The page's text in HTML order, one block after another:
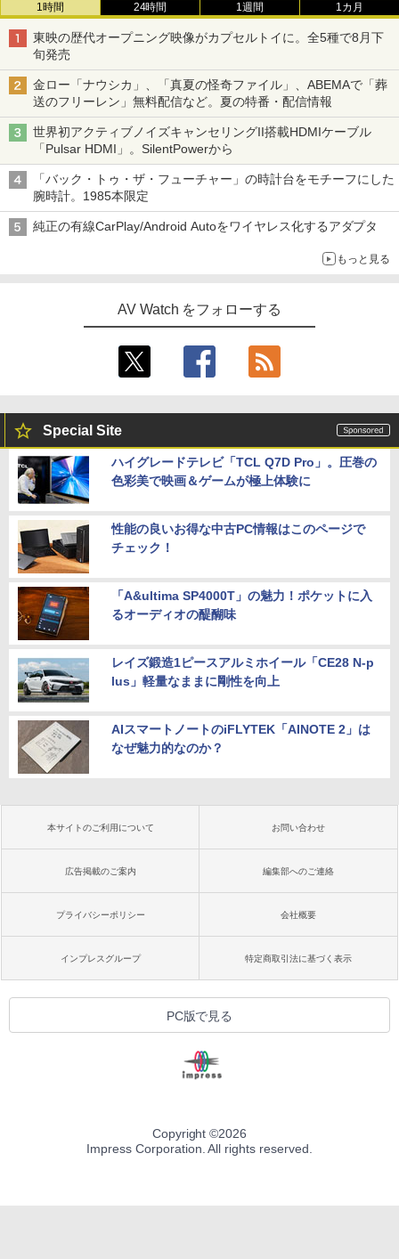
1時間 24時間 1週間 1カ月
東映の歴代オープニング映像がカプセルトイに。全5種で8月下
旬発売
金ロー「ナウシカ」、「真夏の怪奇ファイル」、ABEMAで「葬
送のフリーレン」無料配信など。夏の特番・配信情報
世界初アクティブノイズキャンセリングII搭載HDMIケーブル
「Pulsar HDMI」。SilentPowerから
「バック・トゥ・ザ・フューチャー」の時計台をモチーフにした
腕時計。1985本限定
純正の有線CarPlay/Android Autoをワイヤレス化するアダプタ
もっと見る
AV Watch をフォローする
Special Site
ハイグレードテレビ「TCL Q7D Pro」。圧巻の
色彩美で映画＆ゲームが極上体験に
性能の良いお得な中古PC情報はこのページで
チェック！
「A&ultima SP4000T」の魅力！ポケットに入
るオーディオの醍醐味
レイズ鍛造1ピースアルミホイール「CE28 N-p
lus」軽量なままに剛性を向上
AIスマートノートのiFLYTEK「AINOTE 2」は
なぜ魅力的なのか？
本サイトのご利用について お問い合わせ
広告掲載のご案内 編集部へのご連絡
プライバシーポリシー 会社概要
インプレスグループ 特定商取引法に基づく表示
PC版で見る
Copyright ©2026
Impress Corporation. All rights reserved.